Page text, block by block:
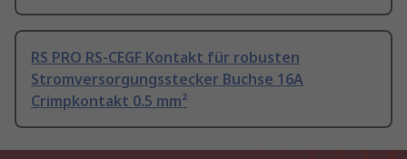
RS PRO RS-CEGF Kontakt für robusten
Stromversorgungsstecker Buchse 16A
Crimpkontakt 0.5 mm²